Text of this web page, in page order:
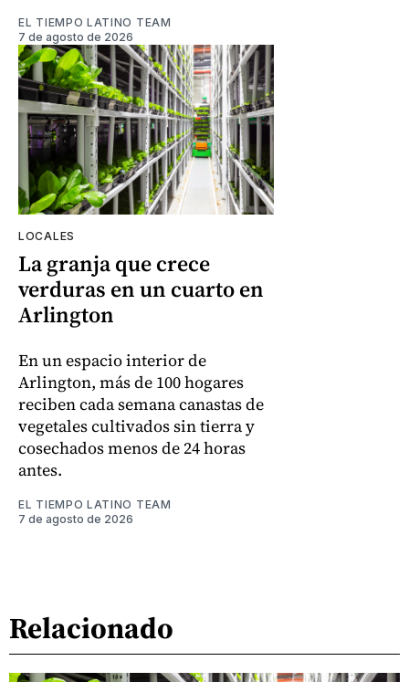
EL TIEMPO LATINO TEAM
7 de agosto de 2026
LOCALES
La granja que crece
verduras en un cuarto en
Arlington
En un espacio interior de
Arlington, más de 100 hogares
reciben cada semana canastas de
vegetales cultivados sin tierra y
cosechados menos de 24 horas
antes.
EL TIEMPO LATINO TEAM
7 de agosto de 2026
Relacionado